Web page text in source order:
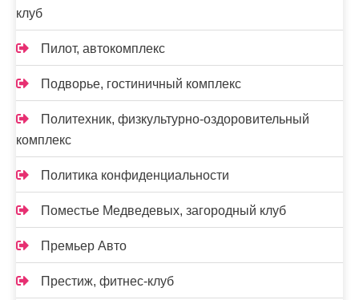
клуб
Пилот, автокомплекс
Подворье, гостиничный комплекс
Политехник, физкультурно-оздоровительный
комплекс
Политика конфиденциальности
Поместье Медведевых, загородный клуб
Премьер Авто
Престиж, фитнес-клуб